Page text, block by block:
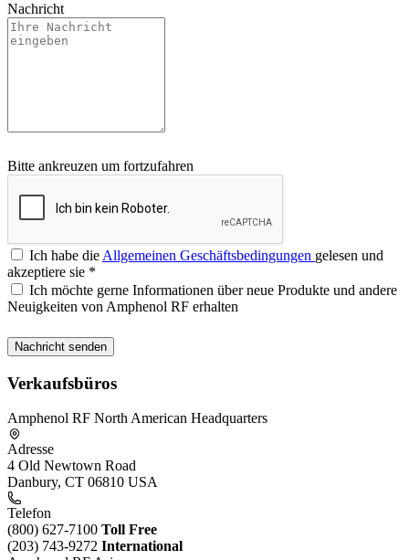
Nachricht
Bitte ankreuzen um fortzufahren
Ich habe die Allgemeinen Geschäftsbedingungen gelesen und
akzeptiere sie *
Ich möchte gerne Informationen über neue Produkte und andere
Neuigkeiten von Amphenol RF erhalten
Verkaufsbüros
Amphenol RF North American Headquarters
Adresse
4 Old Newtown Road
Danbury, CT 06810 USA
Telefon
(800) 627-7100 Toll Free
(203) 743-9272 International